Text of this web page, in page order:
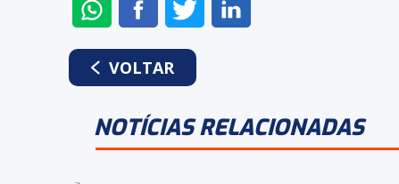
ENVIAR
NO
WHATSAPP
COMPARTILHAR
NO
FACEBOOK
COMPARTILHAR
NO
VOLTAR
NOTÍCIAS RELACIONADAS